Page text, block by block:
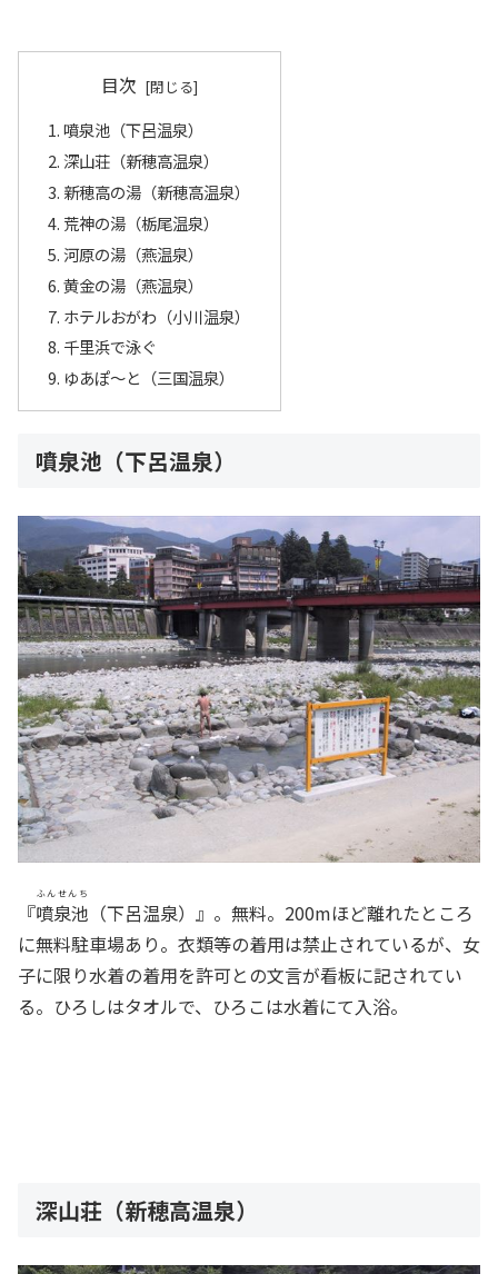
目次
噴泉池（下呂温泉）
深山荘（新穂高温泉）
新穂高の湯（新穂高温泉）
荒神の湯（栃尾温泉）
河原の湯（燕温泉）
黄金の湯（燕温泉）
ホテルおがわ（小川温泉）
千里浜で泳ぐ
ゆあぽ～と（三国温泉）
噴泉池（下呂温泉）
『噴泉池
ふんせんち
（下呂温泉）』。無料。200mほど離れたところ
に無料駐車場あり。衣類等の着用は禁止されているが、女
子に限り水着の着用を許可との文言が看板に記されてい
る。ひろしはタオルで、ひろこは水着にて入浴。
深山荘（新穂高温泉）